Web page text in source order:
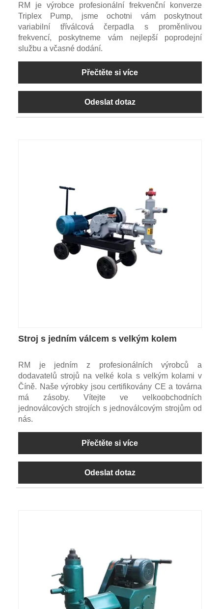
RM je výrobce profesionální frekvenční konverze
Triplex Pump, jsme ochotni vám poskytnout
variabilní tříválcová čerpadla s proměnlivou
frekvencí, poskytneme vám nejlepší poprodejní
službu a včasné dodání.
Přečtěte si více
Odeslat dotaz
Stroj s jedním válcem s velkým kolem
RM je jedním z profesionálních výrobců a
dodavatelů strojů na velké kola s velkým kolami v
Číně. Naše výrobky jsou certifikovány CE a továrna
má zásoby. Vítejte ve velkoobchodních
jednoválcových strojích s jednoválcovým strojům od
nás.
Přečtěte si více
Odeslat dotaz